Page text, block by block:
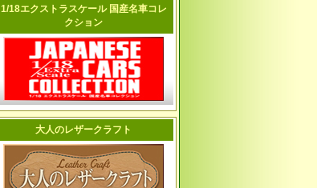
1/18エクストラスケール 国産名車コレ
クション
大人のレザークラフト